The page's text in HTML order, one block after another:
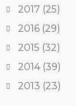
2017 (25)
2016(29)
2015 (32)
2014(39)
2013 (23)